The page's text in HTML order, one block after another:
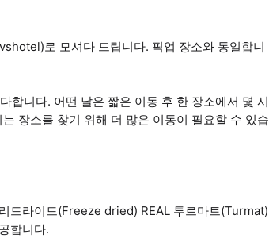
로 모셔다 드립니다. 픽업 장소와 동일합니
합니다. 어떤 날은 짧은 이동 후 한 장소에서 몇 시
장소를 찾기 위해 더 많은 이동이 필요할 수 있습
드라이드(Freeze dried) REAL 투르마트(Turmat)
합니다.